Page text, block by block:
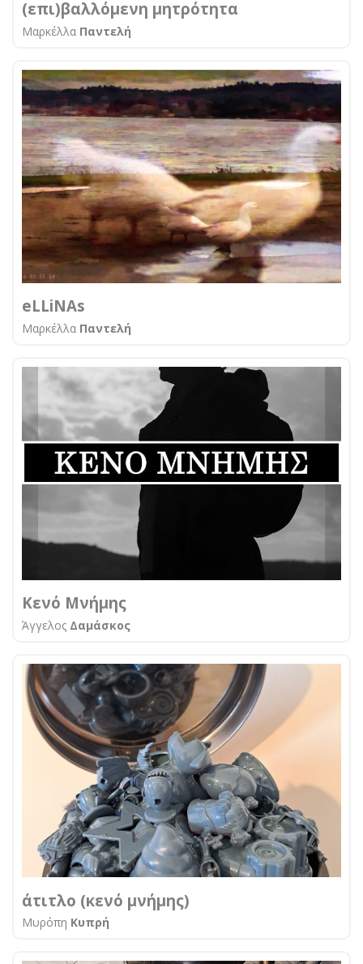
(επι)βαλλόμενη μητρότητα
Μαρκέλλα Παντελή
eLLiNAs
Μαρκέλλα Παντελή
Κενό Μνήμης
Άγγελος Δαμάσκος
άτιτλο (κενό μνήμης)
Μυρόπη Κυπρή